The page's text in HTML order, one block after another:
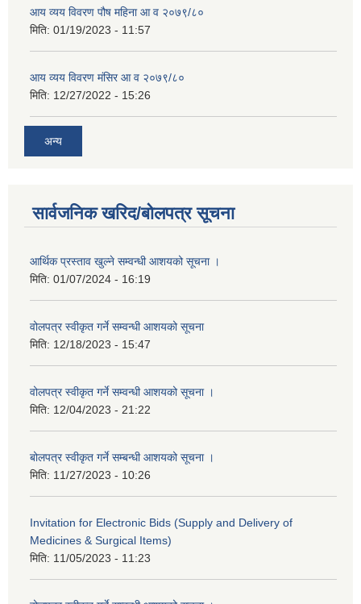
आय व्यय विवरण पौष महिना आ व २०७९/८०
मिति: 01/19/2023 - 11:57
आय व्यय विवरण मंसिर आ व २०७९/८०
मिति: 12/27/2022 - 15:26
अन्य
सार्वजनिक खरिद/बोलपत्र सूचना
आर्थिक प्रस्ताव खुल्ने सम्वन्धी आशयको सूचना ।
मिति: 01/07/2024 - 16:19
वोलपत्र स्वीकृत गर्ने सम्वन्धी आशयको सूचना
मिति: 12/18/2023 - 15:47
वोलपत्र स्वीकृत गर्ने सम्वन्धी आशयको सूचना ।
मिति: 12/04/2023 - 21:22
बोलपत्र स्वीकृत गर्ने सम्बन्धी आशयको सूचना ।
मिति: 11/27/2023 - 10:26
Invitation for Electronic Bids (Supply and Delivery of
Medicines & Surgical Items)
मिति: 11/05/2023 - 11:23